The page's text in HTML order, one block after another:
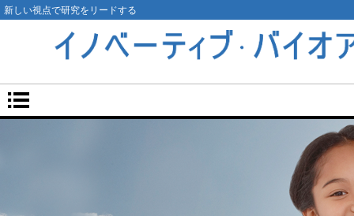
新しい視点で研究をリードする